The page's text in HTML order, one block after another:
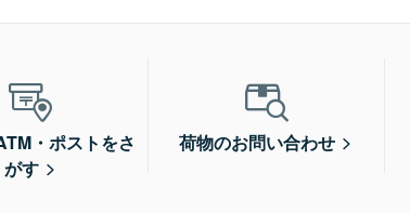
・ポストをさ
がす
荷物のお問い合わせ